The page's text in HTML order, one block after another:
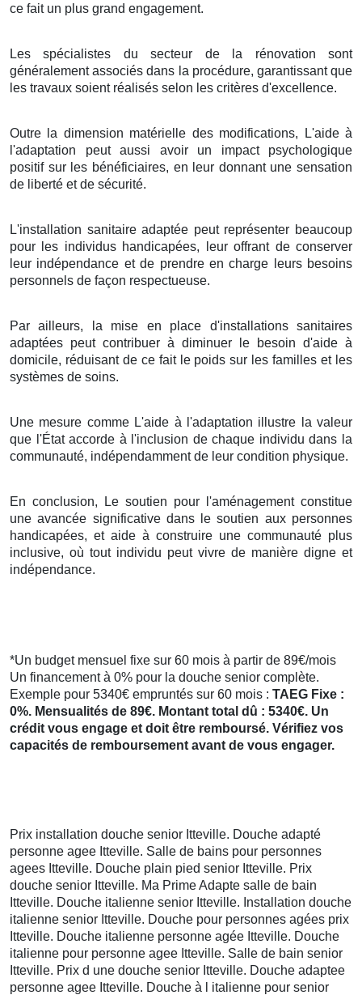
ce fait un plus grand engagement.
Les spécialistes du secteur de la rénovation sont
généralement associés dans la procédure, garantissant que
les travaux soient réalisés selon les critères d'excellence.
Outre la dimension matérielle des modifications, L'aide à
l'adaptation peut aussi avoir un impact psychologique
positif sur les bénéficiaires, en leur donnant une sensation
de liberté et de sécurité.
L'installation sanitaire adaptée peut représenter beaucoup
pour les individus handicapées, leur offrant de conserver
leur indépendance et de prendre en charge leurs besoins
personnels de façon respectueuse.
Par ailleurs, la mise en place d'installations sanitaires
adaptées peut contribuer à diminuer le besoin d'aide à
domicile, réduisant de ce fait le poids sur les familles et les
systèmes de soins.
Une mesure comme L'aide à l'adaptation illustre la valeur
que l'État accorde à l'inclusion de chaque individu dans la
communauté, indépendamment de leur condition physique.
En conclusion, Le soutien pour l'aménagement constitue
une avancée significative dans le soutien aux personnes
handicapées, et aide à construire une communauté plus
inclusive, où tout individu peut vivre de manière digne et
indépendance.
*Un budget mensuel fixe sur 60 mois à partir de 89€/mois
Un financement à 0% pour la douche senior complète.
Exemple pour 5340€ empruntés sur 60 mois : TAEG Fixe :
0%. Mensualités de 89€. Montant total dû : 5340€. Un
crédit vous engage et doit être remboursé. Vérifiez vos
capacités de remboursement avant de vous engager.
Prix installation douche senior Itteville. Douche adapté
personne agee Itteville. Salle de bains pour personnes
agees Itteville. Douche plain pied senior Itteville. Prix
douche senior Itteville. Ma Prime Adapte salle de bain
Itteville. Douche italienne senior Itteville. Installation douche
italienne senior Itteville. Douche pour personnes agées prix
Itteville. Douche italienne personne agée Itteville. Douche
italienne pour personne agee Itteville. Salle de bain senior
Itteville. Prix d une douche senior Itteville. Douche adaptee
personne agee Itteville. Douche à l italienne pour senior